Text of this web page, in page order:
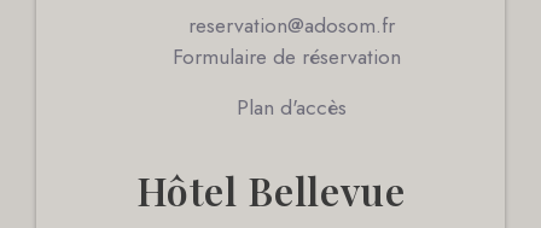
reservation@adosom.fr
Formulaire de réservation
Plan d'accès
Hôtel Bellevue